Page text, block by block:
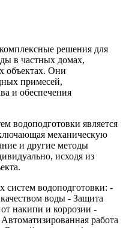
решения для
в частных домах,
объектах. Они
примесей,
и обеспечения
водоподготовки является
механическую
и другие методы
исходя из
систем водоподготовки: -
воды - Защита
накипи и коррозии -
работа